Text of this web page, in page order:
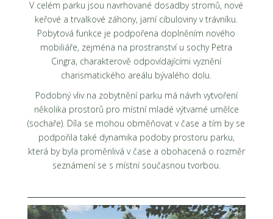
V celém parku jsou navrhované dosadby stromů, nové
keřové a trvalkové záhony, jarní cibuloviny v trávníku.
Pobytová funkce je podpořena doplněním nového
mobiliáře, zejména na prostranství u sochy Petra
Cingra, charakterově odpovídajícími vyznění
charismatického areálu bývalého dolu.
Podobný vliv na zobytnění parku má návrh vytvoření
několika prostorů pro místní mladé výtvarné umělce
(sochaře). Díla se mohou obměňovat v čase a tím by se
podpořila také dynamika podoby prostoru parku,
která by byla proměnlivá v čase a obohacená o rozměr
seznámení se s místní současnou tvorbou.